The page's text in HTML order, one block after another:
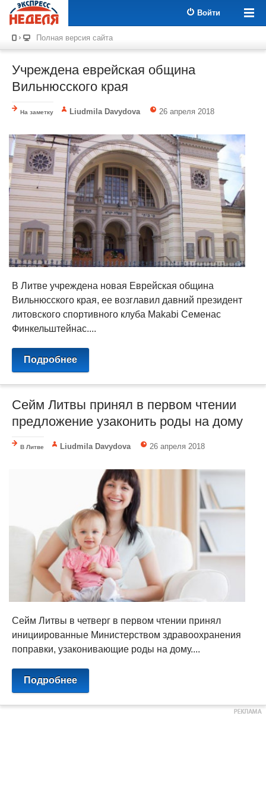
Войти
Полная версия сайта
Учреждена еврейская община
Вильнюсского края
На заметку Liudmila Davydova 26 апреля 2018
В Литве учреждена новая Еврейская община
Вильнюсского края, ее возглавил давний президент
литовского спортивного клуба Makabi Семенас
Финкельштейнас....
Подробнее
Сейм Литвы принял в первом чтении
предложение узаконить роды на дому
В Литве Liudmila Davydova 26 апреля 2018
Сейм Литвы в четверг в первом чтении принял
инициированные Министерством здравоохранения
поправки, узаконивающие роды на дому....
Подробнее